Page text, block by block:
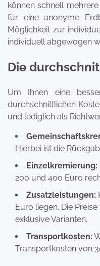
können schnell
für eine anonyme
Möglichkeit zur
individuell abgewogen
Die
Um Ihnen eine
durchschnittlichen
und lediglich als
Hierbei ist die
Einzelkremierung:
200 und 400 Euro
Zusatzleistungen:
Euro liegen. Die
exklusive Varianten.
Transportkosten:
Transportkosten von